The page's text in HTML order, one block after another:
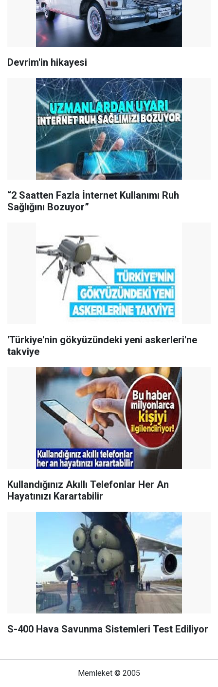
Devrim'in hikayesi
“2 Saatten Fazla İnternet Kullanımı Ruh
Sağlığını Bozuyor”
'Türkiye'nin gökyüzündeki yeni askerleri'ne
takviye
Kullandığınız Akıllı Telefonlar Her An
Hayatınızı Karartabilir
S-400 Hava Savunma Sistemleri Test Ediliyor
Memleket © 2005